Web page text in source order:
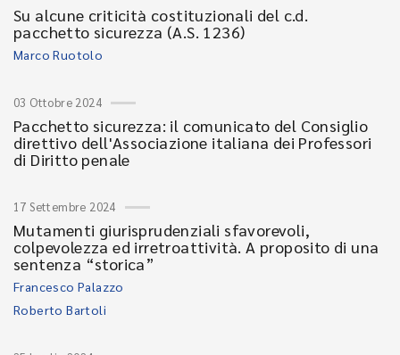
Su alcune criticità costituzionali del c.d.
pacchetto sicurezza (A.S. 1236)
Marco Ruotolo
03 Ottobre 2024
Pacchetto sicurezza: il comunicato del Consiglio
direttivo dell'Associazione italiana dei Professori
di Diritto penale
17 Settembre 2024
Mutamenti giurisprudenziali sfavorevoli,
colpevolezza ed irretroattività. A proposito di una
sentenza “storica”
Francesco Palazzo
Roberto Bartoli